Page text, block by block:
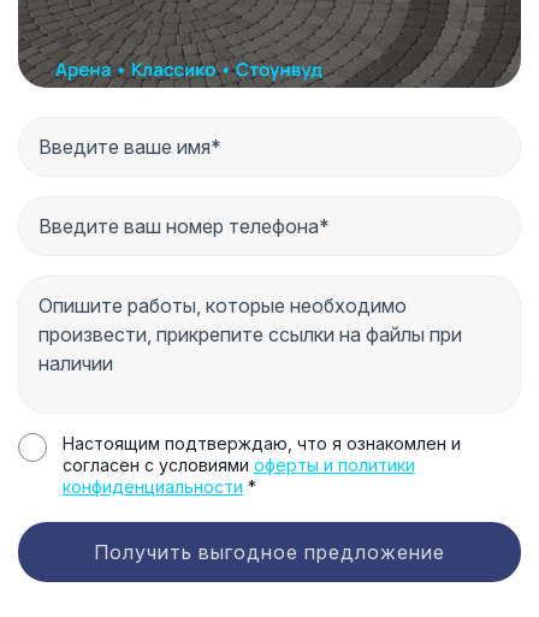
Настоящим подтверждаю, что я ознакомлен и
согласен с условиями оферты и политики
конфиденциальности *
Получить выгодное предложение